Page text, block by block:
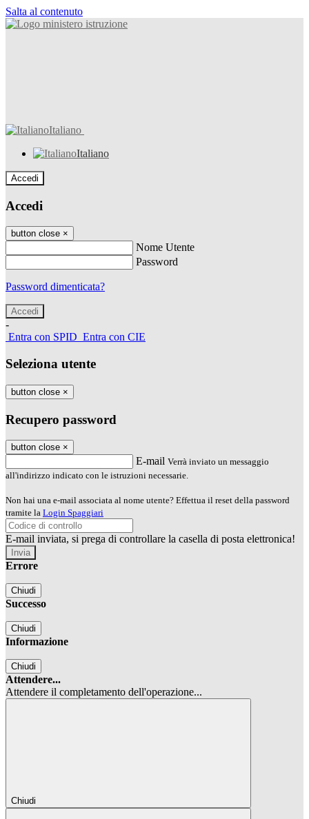
Salta al contenuto
Italiano
Italiano
Accedi
Accedi
button close ×
Nome Utente
Password
Password dimenticata?
-
Entra con SPID Entra con CIE
Seleziona utente
button close ×
Recupero password
button close ×
E-mail Verrà inviato un messaggio
all'indirizzo indicato con le istruzioni necessarie.
Non hai una e-mail associata al nome utente? Effettua il reset della password
tramite la Login Spaggiari
E-mail inviata, si prega di controllare la casella di posta elettronica!
Errore
Chiudi
Successo
Chiudi
Informazione
Chiudi
Attendere...
Attendere il completamento dell'operazione...
Chiudi